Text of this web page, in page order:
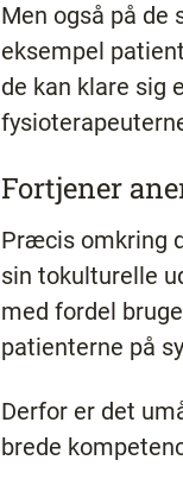
Men også på
eksempel
de kan klare sig
Fortjener
Præcis omkring
sin tokulturelle
med fordel
patienterne på
Derfor er det
brede